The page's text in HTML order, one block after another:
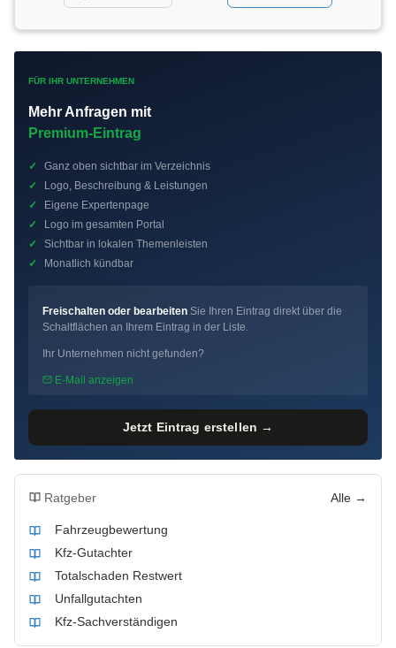
FÜR IHR UNTERNEHMEN
Mehr Anfragen mit
Premium-Eintrag
✓
Ganz oben sichtbar im Verzeichnis
✓
Logo, Beschreibung & Leistungen
✓
Eigene Expertenpage
✓
Logo im gesamten Portal
✓
Sichtbar in lokalen Themenleisten
✓
Monatlich kündbar
Freischalten oder bearbeiten Sie Ihren Eintrag direkt über die
Schaltflächen an Ihrem Eintrag in der Liste.
Ihr Unternehmen nicht gefunden?
E-Mail anzeigen
Jetzt Eintrag erstellen →
Ratgeber Alle →
Fahrzeugbewertung
Kfz-Gutachter
Totalschaden Restwert
Unfallgutachten
Kfz-Sachverständigen